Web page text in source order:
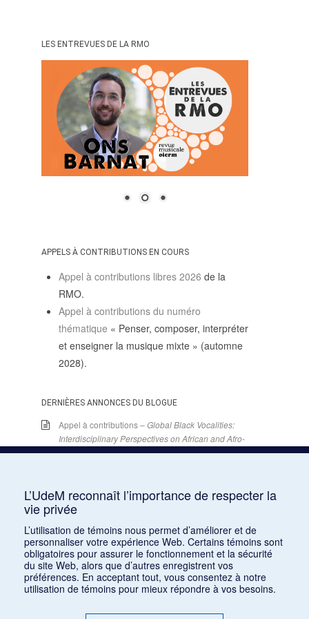
COMITÉ DE LECTURE
SOUMISSION
PROCHAINS NUMÉROS
INDEXATION
SUIVRE LA RMO
mailchimpfacebook
x instagram
LES ENTREVUES DE LA RMO
APPELS À CONTRIBUTIONS EN COURS
Appel à contributions libres 2026 de la
RMO.
Appel à contributions du numéro
thématique « Penser, composer, interpréter
et enseigner la musique mixte » (automne
2028).
DERNIÈRES ANNONCES DU BLOGUE
Appel à contributions –Global Black Vocalities:
Interdisciplinary Perspectives on African and Afro-
descendant Expressive Cultures– 15 décembre
Appel de conférences – « Expressions sonores de
la violence et transformations technologiques
dans le cinéma européen, des années 1970 à la
transition numérique » – 30 septembre 2026
15 juin 2026
Appel de conférences – « Les rencontres de
musicologie médiévalle » – 30 juin 2026
L’UdeM reconnaît l’importance de respecter la
vie privée
L’utilisation de témoins nous permet d’améliorer et de
personnaliser votre expérience Web. Certains témoins sont
obligatoires pour assurer le fonctionnement et la sécurité
du site Web, alors que d’autres enregistrent vos
préférences. En acceptant tout, vous consentez à notre
utilisation de témoins pour mieux répondre à vos besoins.